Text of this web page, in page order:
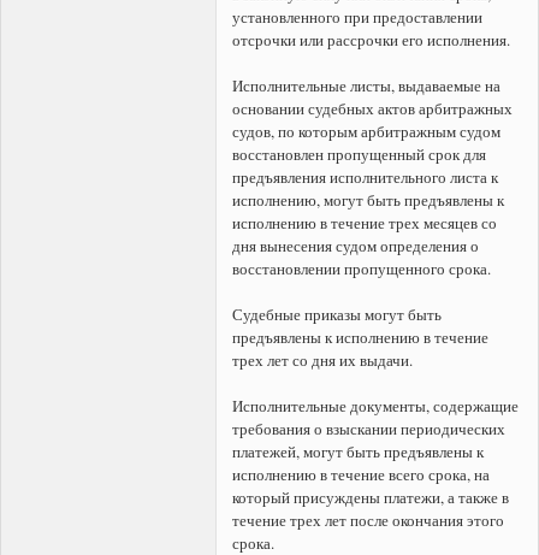
установленного при предоставлении
отсрочки или рассрочки его исполнения.
Исполнительные листы, выдаваемые на
основании судебных актов арбитражных
судов, по которым арбитражным судом
восстановлен пропущенный срок для
предъявления исполнительного листа к
исполнению, могут быть предъявлены к
исполнению в течение трех месяцев со
дня вынесения судом определения о
восстановлении пропущенного срока.
Судебные приказы могут быть
предъявлены к исполнению в течение
трех лет со дня их выдачи.
Исполнительные документы, содержащие
требования о взыскании периодических
платежей, могут быть предъявлены к
исполнению в течение всего срока, на
который присуждены платежи, а также в
течение трех лет после окончания этого
срока.